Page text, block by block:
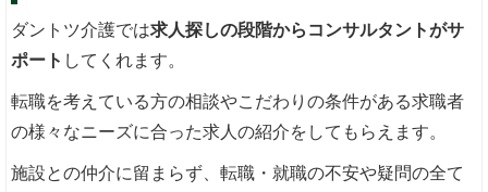
ダントツ介護では求人探しの段階からコンサルタントがサ
ポート してくれます。
転職を考えている方の相談やこだわりの条件がある求職者
の様々なニーズに合った求人の紹介をしてもらえます。
施設との仲介に留まらず、転職・就職の不安や疑問の全て